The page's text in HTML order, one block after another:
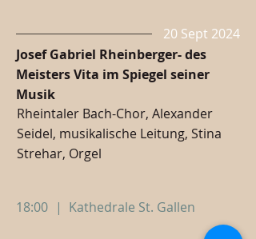
20 Sept 2024
Josef Gabriel Rheinberger- des
Meisters Vita im Spiegel seiner
Musik
Rheintaler Bach-Chor, Alexander
Seidel, musikalische Leitung, Stina
Strehar, Orgel
18:00 | Kathedrale St. Gallen